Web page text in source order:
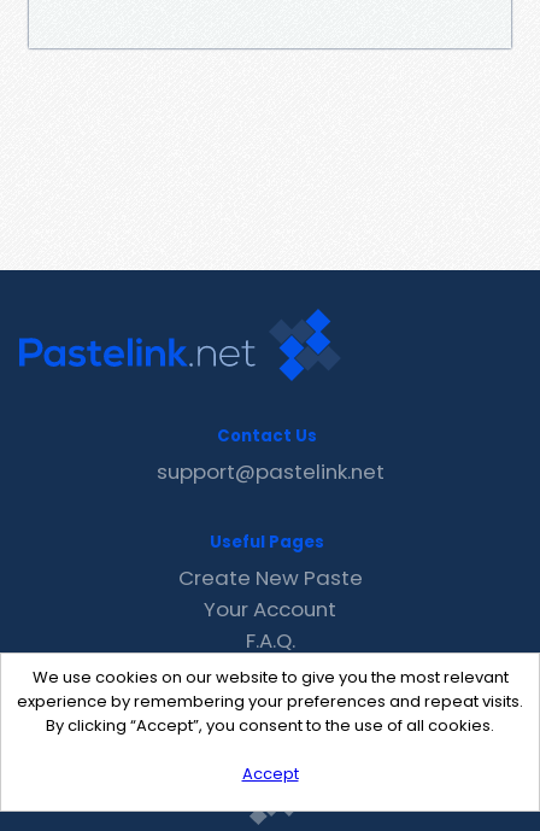
We use cookies on our website to give you the most relevant
experience by remembering your preferences and repeat visits.
By clicking “Accept”, you consent to the use of all cookies.
Accept
Contact Us
support@pastelink.net
Useful Pages
Create New Paste
Your Account
F.A.Q.
Recent
Contact